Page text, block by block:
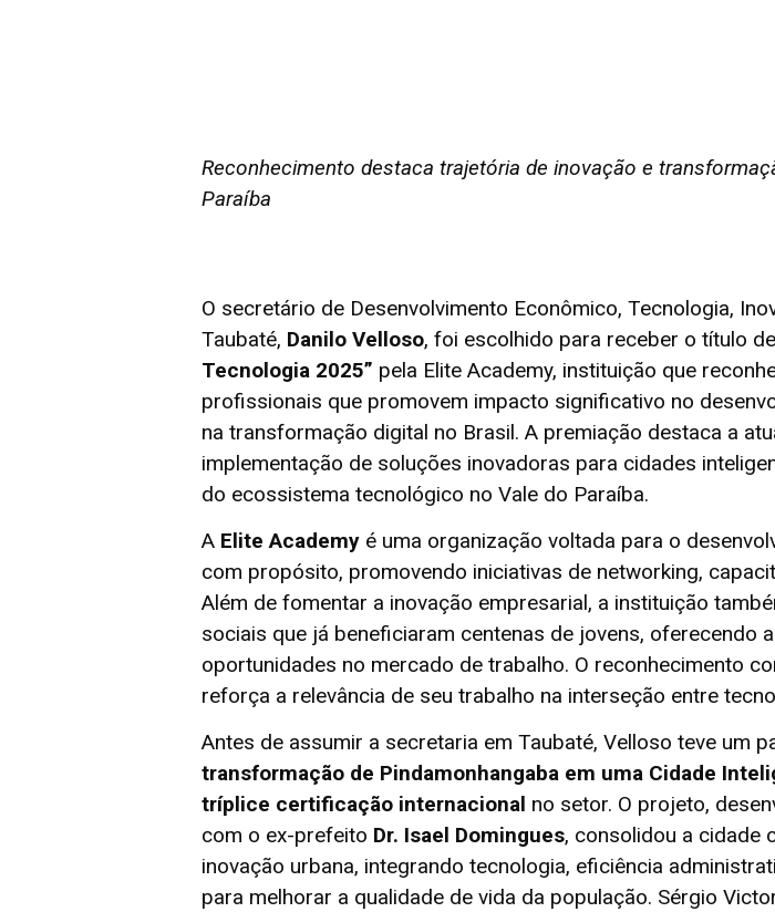
Reconhecimento destaca trajetória de inovação e
Paraíba
O secretário de Desenvolvimento Econômico, Tecnologia,
Taubaté, Danilo Velloso, foi escolhido para receber o título de
Tecnologia 2025” pela Elite Academy, instituição que
profissionais que promovem impacto significativo no
na transformação digital no Brasil. A premiação destaca a
implementação de soluções inovadoras para cidades
do ecossistema tecnológico no Vale do Paraíba.
A Elite Academyé uma organização voltada para o
com propósito, promovendo iniciativas de networking,
Além de fomentar a inovação empresarial, a instituição
sociais que já beneficiaram centenas de jovens, oferecendo
oportunidades no mercado de trabalho. O reconhecimento
reforça a relevância de seu trabalho na interseção entre
Antes de assumir a secretaria em Taubaté, Velloso teve um
transformação de Pindamonhangaba em uma Cidade
tríplice certificação internacional no setor. O projeto,
com o ex-prefeito Dr. Isael Domingues, consolidou a cidade
inovação urbana, integrando tecnologia, eficiência
para melhorar a qualidade de vida da população. Sérgio